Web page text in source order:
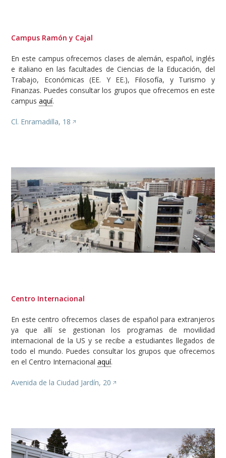
Campus Ramón y Cajal
En este campus ofrecemos clases de alemán, español, inglés
e italiano en las facultades de Ciencias de la Educación, del
Trabajo, Económicas (EE. Y EE.), Filosofía, y Turismo y
Finanzas. Puedes consultar los grupos que ofrecemos en este
campusaquí.
Cl. Enramadilla, 18
Image
Centro Internacional
En este centro ofrecemos clases de español para extranjeros
ya que allí se gestionan los programas de movilidad
internacional de la US y se recibe a estudiantes llegados de
todo el mundo. Puedes consultar los grupos que ofrecemos
en el Centro Internacionalaquí.
Avenida de la Ciudad Jardín, 20
Image